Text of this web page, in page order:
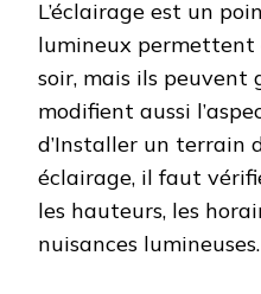
L’éclairage est un
lumineux permettent
soir, mais ils peuvent
modifient aussi
d’Installer un terrain
éclairage, il faut
les hauteurs, les
nuisances lumineuses.